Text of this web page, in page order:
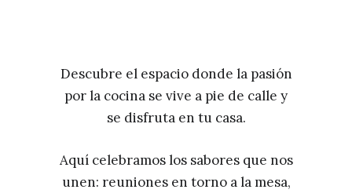
Descubre el espacio donde la pasión
por la cocina se vive a pie de calle y
se disfruta en tu casa.
Aquí celebramos los sabores que nos
unen: reuniones en torno a la mesa,